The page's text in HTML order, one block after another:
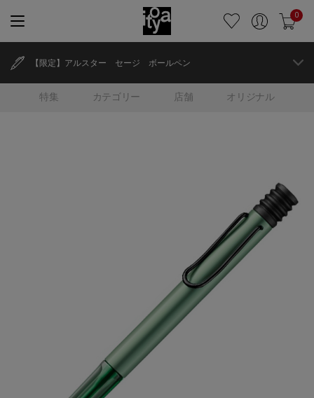
0
特集 カテゴリー 店舗 オリジナル
【限定】アルスター セージ ボールペン